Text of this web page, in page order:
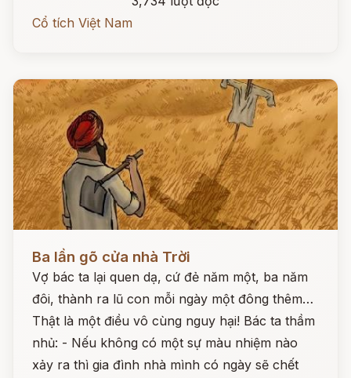
Cổ tích Việt Nam
Đọc ngay
Ba lần gõ cửa nhà Trời
Vợ bác ta lại quen dạ, cứ đẻ năm một, ba năm
đôi, thành ra lũ con mỗi ngày một đông thêm…
Thật là một điều vô cùng nguy hại! Bác ta thầm
nhủ: - Nếu không có một sự màu nhiệm nào
xảy ra thì gia đình nhà mình có ngày sẽ chết